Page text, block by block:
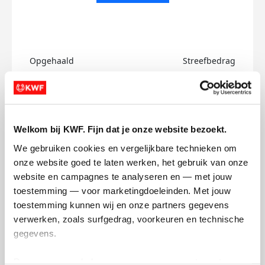
Welkom bij KWF. Fijn dat je onze website bezoekt.
We gebruiken cookies en vergelijkbare technieken om
onze website goed te laten werken, het gebruik van onze
website en campagnes te analyseren en — met jouw
toestemming — voor marketingdoeleinden. Met jouw
toestemming kunnen wij en onze partners gegevens
verwerken, zoals surfgedrag, voorkeuren en technische
gegevens.
Opgehaald Streefbedrag
Liam's badges